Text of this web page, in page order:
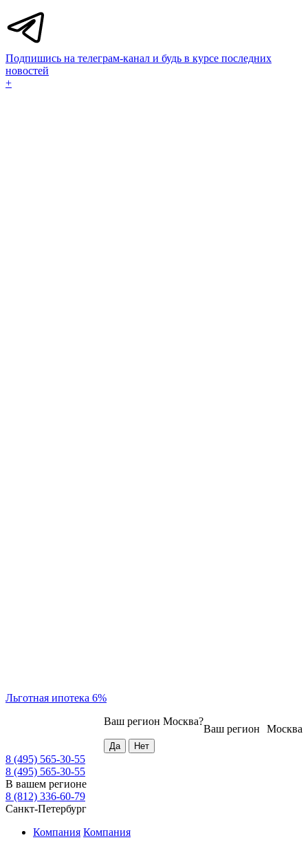
Подпишись на телеграм-канал и будь в курсе последних
новостей
+
Льготная ипотека 6%
Москва
Ваш регион
Ваш регион Москва?
8 (495) 565-30-55
8 (495) 565-30-55
В вашем регионе
8 (812) 336-60-79
Санкт-Петербург
Компания Компания